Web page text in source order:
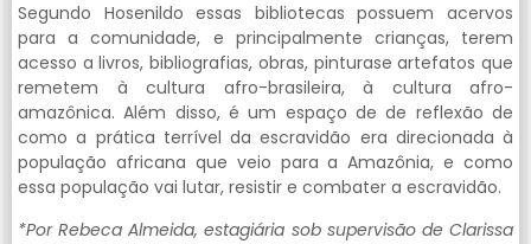
Segundo Hosenildo essas bibliotecas possuem acervos
para a comunidade, e principalmente crianças, terem
acesso a livros, bibliografias, obras, pinturase artefatos que
remetem à cultura afro-brasileira, à cultura afro-
amazônica. Além disso, é um espaço de de reflexão de
como a prática terrível da escravidão era direcionada à
população africana que veio para a Amazônia, e como
essa população vai lutar, resistir e combater a escravidão.
*Por Rebeca Almeida, estagiária sob supervisão de Clarissa